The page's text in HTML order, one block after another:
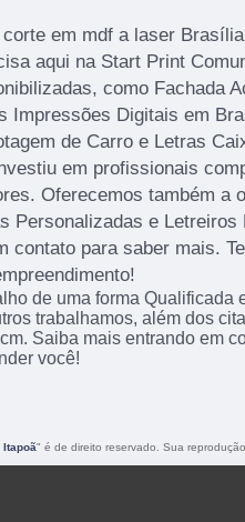
em mdf a laser
aqui na Start Print
como Fachada
Impressões Digitais em
de Carro e Letras
em profissionais
Oferecemos também a
Personalizadas e Letreiros
contato para saber mais.
de uma forma Qualificada
trabalhamos, além dos
Saiba mais entrando em
você!
Itapoã" é de direito reservado. Sua